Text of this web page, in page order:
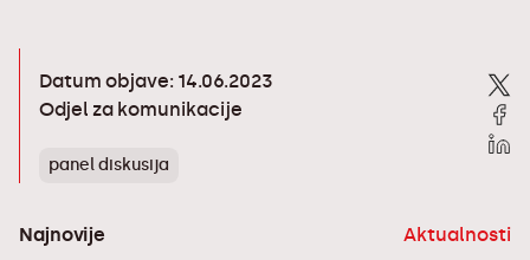
Datum objave: 14.06.2023
Odjel za komunikacije
panel diskusija
Najnovije Aktualnosti